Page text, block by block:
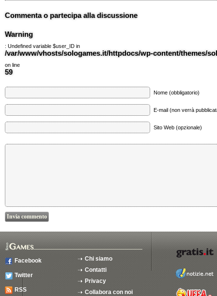
Commenta o partecipa alla discussione
Warning
: Undefined variable $user_ID in
/var/www/vhosts/sologames.it/httpdocs/wp-content/themes/
on line
59
Nome (obbligatorio)
E-mail (non verrà
Sito Web (opzionale)
Facebook
Twitter
RSS
Chi siamo
Contatti
Privacy
Collabora con noi